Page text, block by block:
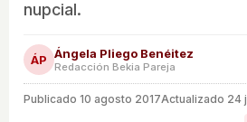
nupcial.
ÁP Ángela Pliego Benéitez
Redacción Bekia Pareja
Publicado 10 agosto 2017Actualizado 24